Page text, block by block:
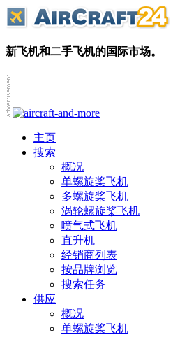
新飞机和二手飞机的国际市场。
主页
搜索
概况
单螺旋桨飞机
多螺旋桨飞机
涡轮螺旋桨飞机
喷气式飞机
直升机
经销商列表
按品牌浏览
搜索任务
供应
概况
单螺旋桨飞机